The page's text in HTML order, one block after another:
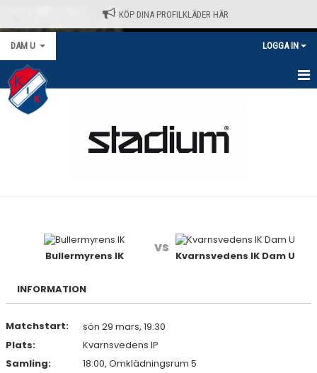
KÖP DINA PROFILKLÄDER HÄR
DAM U LOGGA IN
HEM
BILDGALLERI
DOKUMENT
Bullermyrens IK
vs
Kvarnsvedens IK Dam U
INFORMATION
Matchstart:
sön 29 mars, 19:30
Plats:
Kvarnsvedens IP
Samling:
18:00, Omklädningsrum 5